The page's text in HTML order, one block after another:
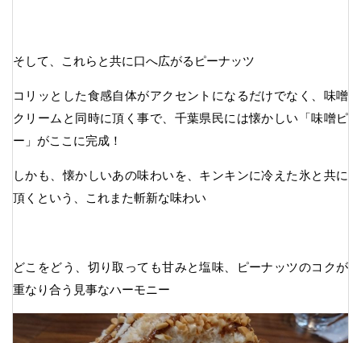
そして、これらと共に口へ広がるピーナッツ
コリッとした食感自体がアクセントになるだけでなく、味噌
クリームと同時に頂く事で、千葉県民には懐かしい「味噌ピ
ー」がここに完成！
しかも、懐かしいあの味わいを、キンキンに冷えた氷と共に
頂くという、これまた斬新な味わい
どこをどう、切り取っても甘みと塩味、ピーナッツのコクが
重なり合う見事なハーモニー